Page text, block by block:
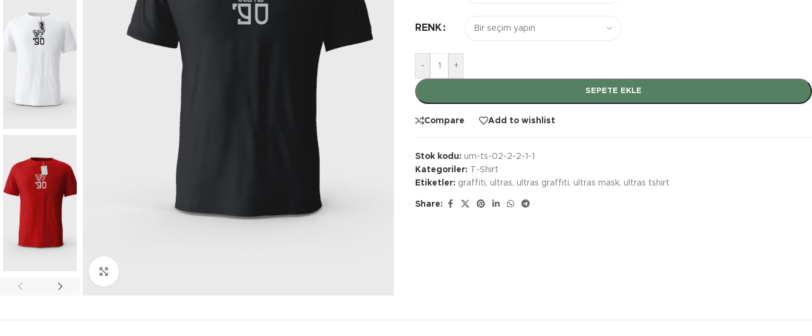
RENK
- +
SEPETE EKLE
Compare Add to wishlist
Stok kodu: um-ts-02-2-2-1-1
Kategoriler:
T-Shirt
Etiketler: graffiti, ultras, ultras graffiti, ultras mask, ultras tshirt
Share: